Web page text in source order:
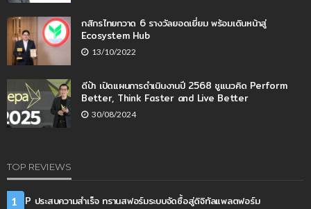
กสิกรไทยกวาด 6 รางวัลยอดเยี่ยม พร้อมเดินหน้าสู่
Ecosystem Hub
13/10/2022
ดีป้า เปิดแผนการดำเนินงานปี 2568 ชูแนวคิด Perform
Better, Think Faster and Live Better
30/08/2024
TOP REVIEWS
1
SCGP ประสบความสำเร็จ ทรานสฟอร์มระบบจัดซื้อสู่ดิจิทัลแพลตฟอร์ม